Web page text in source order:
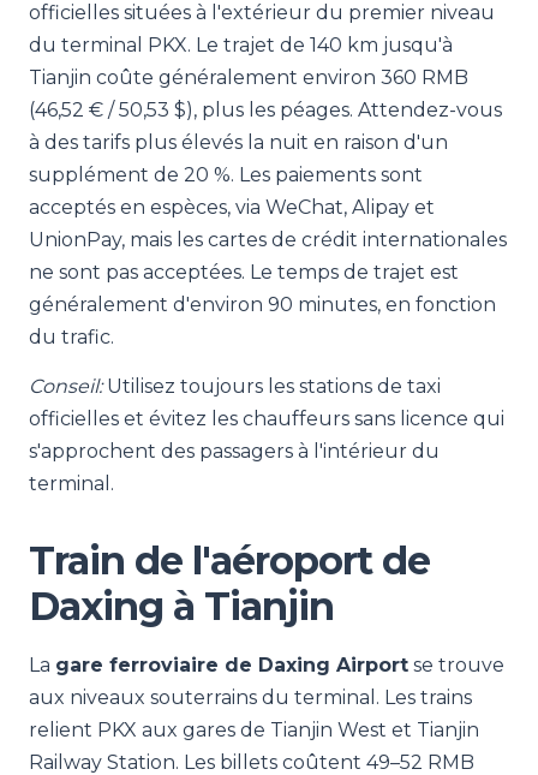
officielles situées à l'extérieur du premier niveau
du terminal PKX. Le trajet de 140 km jusqu'à
Tianjin coûte généralement environ 360 RMB
(46,52 € / 50,53 $), plus les péages. Attendez-vous
à des tarifs plus élevés la nuit en raison d'un
supplément de 20 %. Les paiements sont
acceptés en espèces, via WeChat, Alipay et
UnionPay, mais les cartes de crédit internationales
ne sont pas acceptées. Le temps de trajet est
généralement d'environ 90 minutes, en fonction
du trafic.
Conseil:Utilisez toujours les stations de taxi
officielles et évitez les chauffeurs sans licence qui
s'approchent des passagers à l'intérieur du
terminal.
Train de l'aéroport de
Daxing à Tianjin
La gare ferroviaire de Daxing Airport se trouve
aux niveaux souterrains du terminal. Les trains
relient PKX aux gares de Tianjin West et Tianjin
Railway Station. Les billets coûtent 49–52 RMB